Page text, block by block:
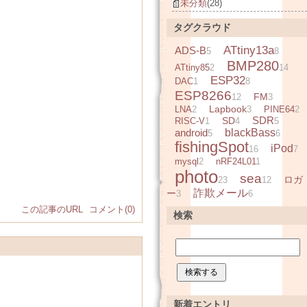
この記事のURL コメント(0)
未分類(28)
タグクラウド
ADS-B5 ATtiny13a8
ATtiny852 BMP28014
DAC1 ESP328
ESP826612 FM3
LNA2 Lapbook3 PINE642
RISC-V1 SD4 SDR5
android5 blackBass6
fishingSpot16 iPod7
mysql 2 nRF24L011
photo23 sea12
ロガ
ー3 詐欺メール6
検索
新着エントリ